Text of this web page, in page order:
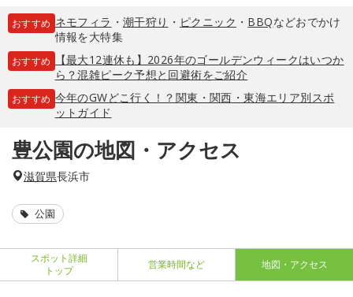
おすすめ ネモフィラ ・ 潮干狩り ・ ピクニック ・ BBQなどおでかけ
情報を大特集
おすすめ
【最大12連休も】2026年のゴールデンウィークはいつか
ら？混雑ピーク予想と回避術をご紹介
おすすめ 今年のGWどこ行く！？関東・関西・東海エリア別スポ
ットガイド
豊公園の地図・アクセス
滋賀県長浜市
公園
スポット詳細
トップ
営業時間など 地図・アクセス